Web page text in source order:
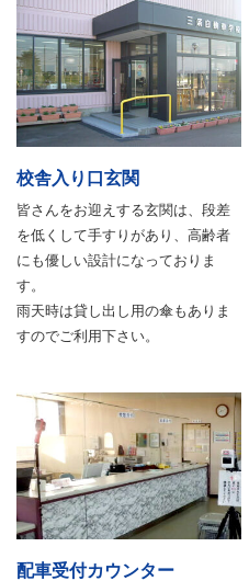
校舎入り口玄関
皆さんをお迎えする玄関は、段差
を低くして手すりがあり、高齢者
にも優しい設計になっておりま
す。
雨天時は貸し出し用の傘もありま
すのでご利用下さい。
配車受付カウンター